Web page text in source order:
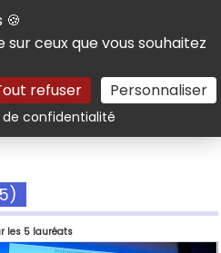
🍪
ceux que vous souhaitez
refuser Personnaliser
de confidentialitéRechercher
les 5 lauréats